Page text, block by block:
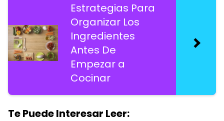
Estrategias Para
Organizar Los
Ingredientes
Antes De
Empezar a
Cocinar
Te Puede Interesar Leer: